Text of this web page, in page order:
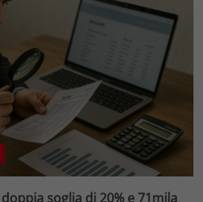
soglia di 20% e 71mila